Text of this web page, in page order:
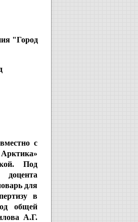
"Город
с
Под
доцента
для
в
общей
А.Г.